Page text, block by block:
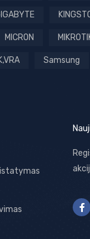
MICRON
Samsung